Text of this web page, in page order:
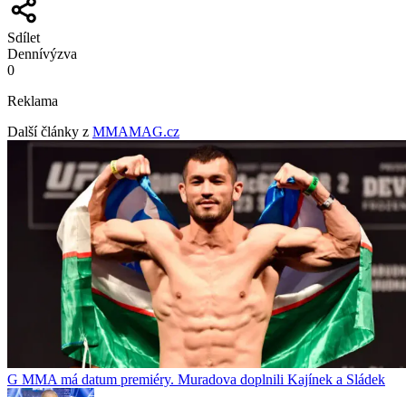
Sdílet
Dennívýzva
0
Reklama
Další články z MMAMAG.cz
G MMA má datum premiéry. Muradova doplnili Kajínek a Sládek